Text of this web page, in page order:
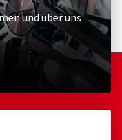
und über uns